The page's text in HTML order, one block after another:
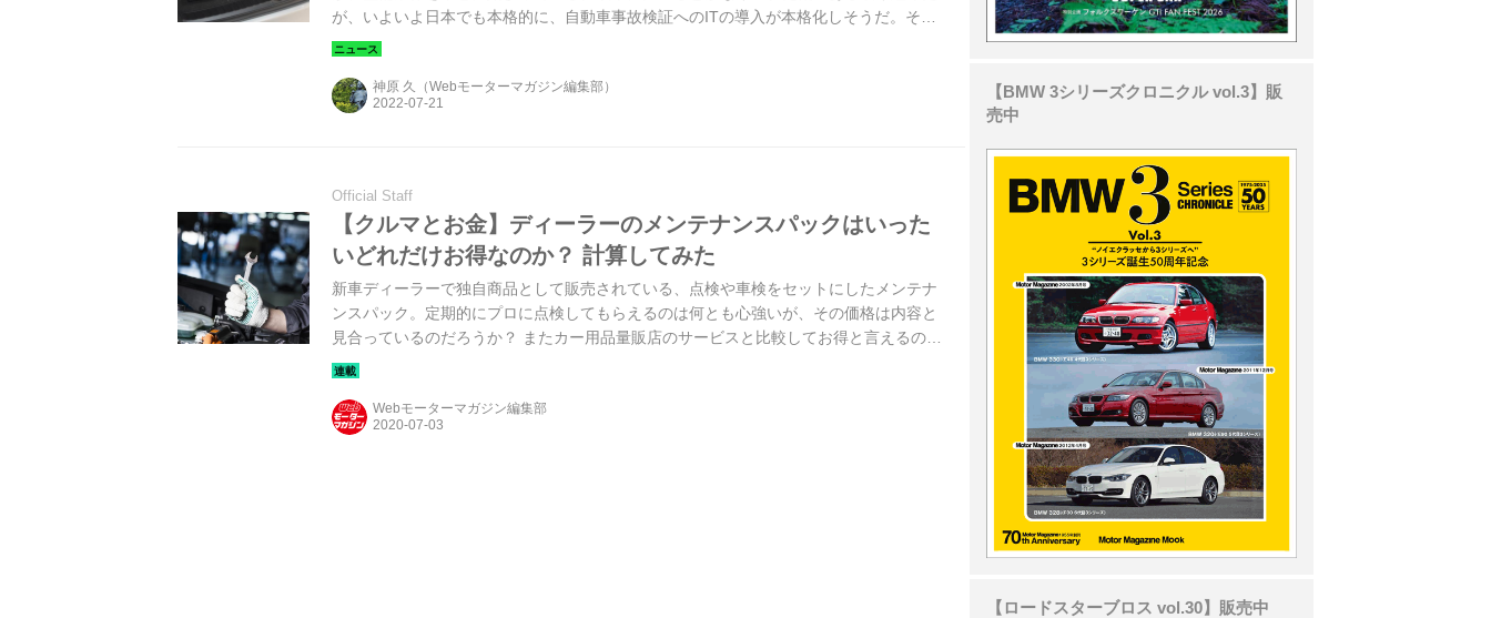
が、いよいよ日本でも本格的に、自動車事故検証へのITの導入が本格化しそうだ。その
流れを加速するために、ユーザー側にも意識改革が求められている。
神原 久（Webモーターマガジン編集部）
Official Staff
【クルマとお金】ディーラーのメンテナンスパックはいった
いどれだけお得なのか？ 計算してみた
新車ディーラーで独自商品として販売されている、点検や車検をセットにしたメンテナ
ンスパック。定期的にプロに点検してもらえるのは何とも心強いが、その価格は内容と
見合っているのだろうか？ またカー用品量販店のサービスと比較してお得と言えるのだ
ろうか？ 解説しよう。
Webモーターマガジン編集部
【BMW 3シリーズクロニクル vol.3】販
売中
【ロードスターブロス vol.30】販売中